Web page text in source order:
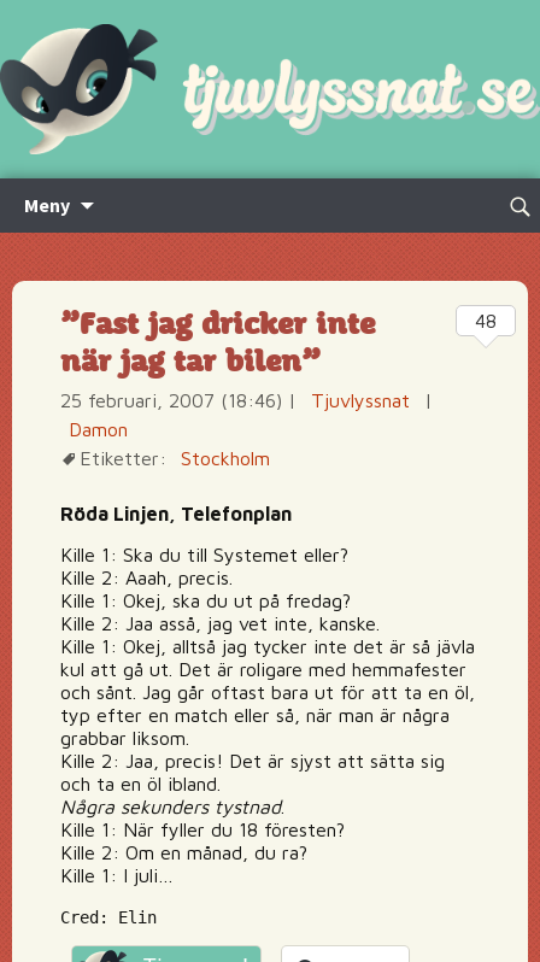
Meny
innehåll
Sök
”Fast jag dricker inte
när jag tar bilen”
25 februari, 2007 (18:46) | Tjuvlyssnat
|
Damon
Etiketter:
Stockholm
Röda Linjen, Telefonplan
Kille 1: Ska du till Systemet eller?
Kille 2: Aaah, precis.
Kille 1: Okej, ska du ut på fredag?
Kille 2: Jaa asså, jag vet inte, kanske.
Kille 1: Okej, alltså jag tycker inte det är så jävla
kul att gå ut. Det är roligare med hemmafester
och sånt. Jag går oftast bara ut för att ta en öl,
typ efter en match eller så, när man är några
grabbar liksom.
Kille 2: Jaa, precis! Det är sjyst att sätta sig
och ta en öl ibland.
Några sekunders tystnad.
Kille 1: När fyller du 18 föresten?
Kille 2: Om en månad, du ra?
Kille 1: I juli…
Cred: Elin
48